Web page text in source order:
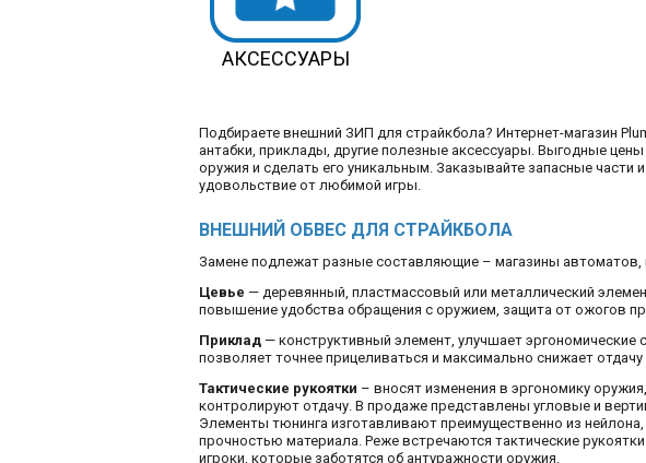
АКСЕССУАРЫ
Подбираете внешний ЗИП для страйкбола? Интернет-магазин
антабки, приклады, другие полезные аксессуары. Выгодные
оружия и сделать его уникальным. Заказывайте запасные
удовольствие от любимой игры.
ВНЕШНИЙ ОБВЕС ДЛЯ СТРАЙКБОЛА
Замене подлежат разные составляющие – магазины
Цевье — деревянный, пластмассовый или металлический
повышение удобства обращения с оружием, защита от ожогов
Приклад — конструктивный элемент, улучшает эргономические
позволяет точнее прицеливаться и максимально снижает
Тактические рукоятки – вносят изменения в эргономику
контролируют отдачу. В продаже представлены угловые и
Элементы тюнинга изготавливают преимущественно из
прочностью материала. Реже встречаются тактические
игроки, которые заботятся об антуражности оружия.